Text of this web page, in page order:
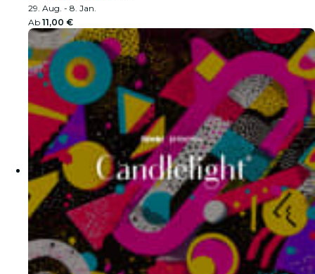
29. Aug. - 8. Jan.
Ab 11,00 €